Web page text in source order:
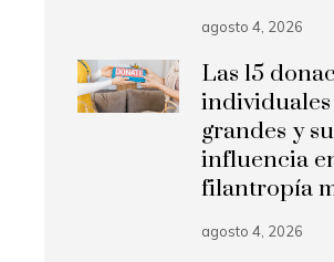
agosto 4, 2026
Las 15
individuales
grandes y su
influencia
filantropía
agosto 4, 2026